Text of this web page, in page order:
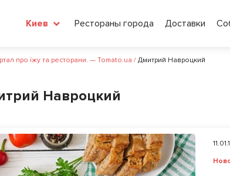
Киев Рестораны города Доставки
про їжу та ресторани. — Tomato.ua / Дмитрий Навроцкий
Навроцкий